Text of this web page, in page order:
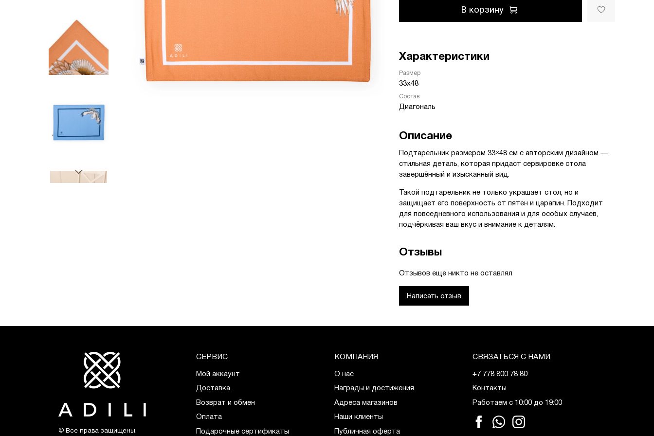
В корзину
Характеристики
Размер
33х48
Состав
Диагональ
Описание
Подтарельник размером 33×48 см с авторским дизайном —
стильная деталь, которая придаст сервировке стола
завершённый и изысканный вид.
Такой подтарельник не только украшает стол, но и
защищает его поверхность от пятен и царапин. Подходит
для повседневного использования и для особых случаев,
подчёркивая ваш вкус и внимание к деталям.
Отзывы
Отзывов еще никто не оставлял
Написать отзыв
© Все права защищены.
СЕРВИС
Мой аккаунт
Доставка
Возврат и обмен
Оплата
Подарочные сертификаты
КОМПАНИЯ
О нас
Награды и достижения
Адреса магазинов
Наши клиенты
Публичная оферта
СВЯЗАТЬСЯ С НАМИ
+7 778 800 78 80
Контакты
Работаем с 10:00 до 19:00